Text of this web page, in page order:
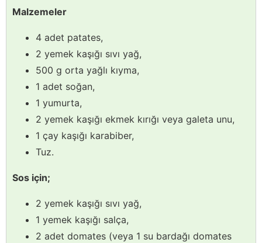
Malzemeler
4 adet patates,
2 yemek kaşığı sıvı yağ,
500 g orta yağlı kıyma,
1 adet soğan,
1 yumurta,
2 yemek kaşığı ekmek kırığı veya galeta unu,
1 çay kaşığı karabiber,
Tuz.
Sos için;
2 yemek kaşığı sıvı yağ,
1 yemek kaşığı salça,
2 adet domates (veya 1 su bardağı domates